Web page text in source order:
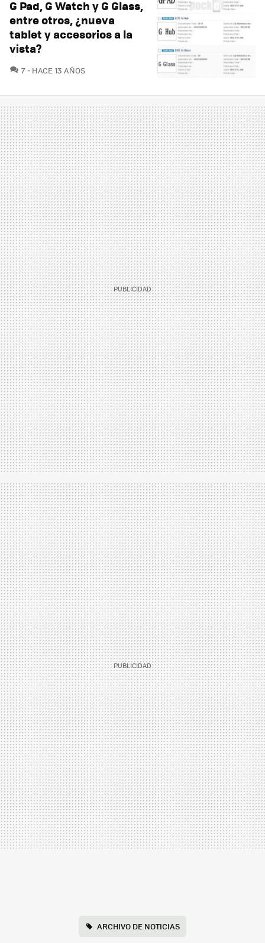
G Pad, G Watch y G Glass,
entre otros, ¿nueva
tablet y accesorios a la
vista?
7COMENTARIOS
HACE 13 AÑOS
ARCHIVO DE NOTICIAS